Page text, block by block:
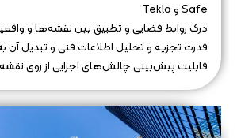
Safe و Tekla
درک روابط فضایی و تطبیق بین نقشه‌ها و
قدرت تجزیه و تحلیل اطلاعات فنی و تبدیل آن
قابلیت پیش‌بینی چالش‌های اجرایی از روی